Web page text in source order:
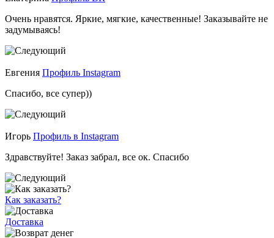
Очень нравятся. Яркие, мягкие, качественные! Заказывайте не
задумываясь!
Евгения Профиль Instagram
Спасибо, все супер))
Игорь Профиль в Instagram
Здравствуйте! Заказ забрал, все ок. Спасибо
Как заказать?
Доставка